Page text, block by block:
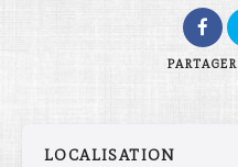
PARTAGER
LOCALISATION